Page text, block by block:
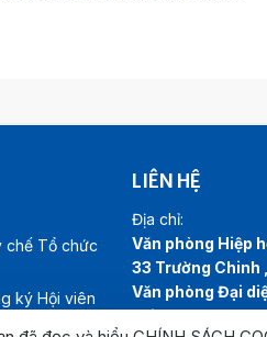
chế Tổ chức
ký Hội viên
Liên hệ
LIÊN HỆ
Địa chỉ:
Văn phòng Hiệp
33 Trường Chinh
Văn phòng Đại
Lợi, P. Tuy Hòa,